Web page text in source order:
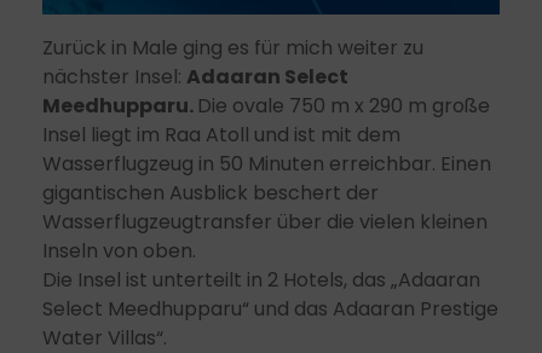
Zurück in Male ging es für mich weiter zu
nächster Insel: Adaaran Select
Meedhupparu. Die ovale 750 m x 290 m große
Insel liegt im Raa Atoll und ist mit dem
Wasserflugzeug in 50 Minuten erreichbar. Einen
gigantischen Ausblick beschert der
Wasserflugzeugtransfer über die vielen kleinen
Inseln von oben.
Die Insel ist unterteilt in 2 Hotels, das „Adaaran
Select Meedhupparu“ und das Adaaran Prestige
Water Villas“.